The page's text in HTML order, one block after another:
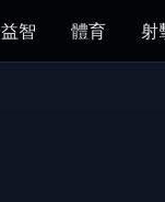
益智 體育 射